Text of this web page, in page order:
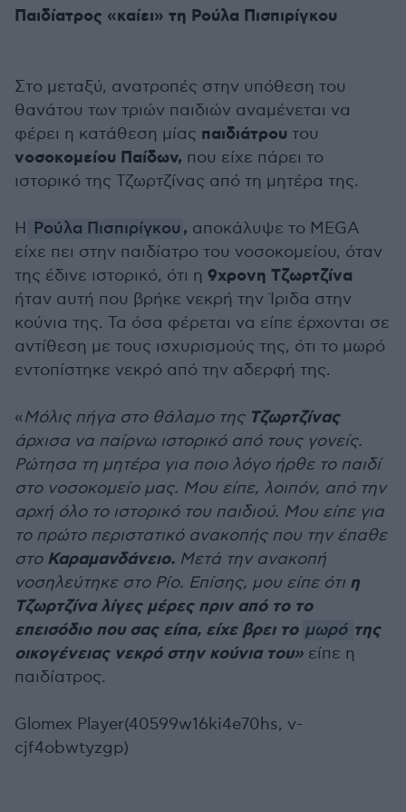
Παιδίατρος «καίει» τη Ρούλα Πισπιρίγκου
Στο μεταξύ, ανατροπές στην υπόθεση του
θανάτου των τριών παιδιών αναμένεται να
φέρει η κατάθεση μίας παιδιάτρου του
νοσοκομείου Παίδων, που είχε πάρει το
ιστορικό της Τζωρτζίνας από τη μητέρα της.
Η Ρούλα Πισπιρίγκου , αποκάλυψε το MEGA
είχε πει στην παιδίατρο του νοσοκομείου, όταν
της έδινε ιστορικό, ότι η 9χρονη Τζωρτζίνα
ήταν αυτή που βρήκε νεκρή την Ίριδα στην
κούνια της. Τα όσα φέρεται να είπε έρχονται σε
αντίθεση με τους ισχυρισμούς της, ότι το μωρό
εντοπίστηκε νεκρό από την αδερφή της.
«Μόλις πήγα στο θάλαμο της Τζωρτζίνας
άρχισα να παίρνω ιστορικό από τους γονείς.
Ρώτησα τη μητέρα για ποιο λόγο ήρθε το παιδί
στο νοσοκομείο μας. Μου είπε, λοιπόν, από την
αρχή όλο το ιστορικό του παιδιού. Μου είπε για
το πρώτο περιστατικό ανακοπής που την έπαθε
στο Καραμανδάνειο. Μετά την ανακοπή
νοσηλεύτηκε στο Ρίο. Επίσης, μου είπε ότι η
Τζωρτζίνα λίγες μέρες πριν από το το
επεισόδιο που σας είπα, είχε βρει το μωρό της
οικογένειας νεκρό στην κούνια του» είπε η
παιδίατρος.
Glomex Player(40599w16ki4e70hs, v-
cjf4obwtyzgp)